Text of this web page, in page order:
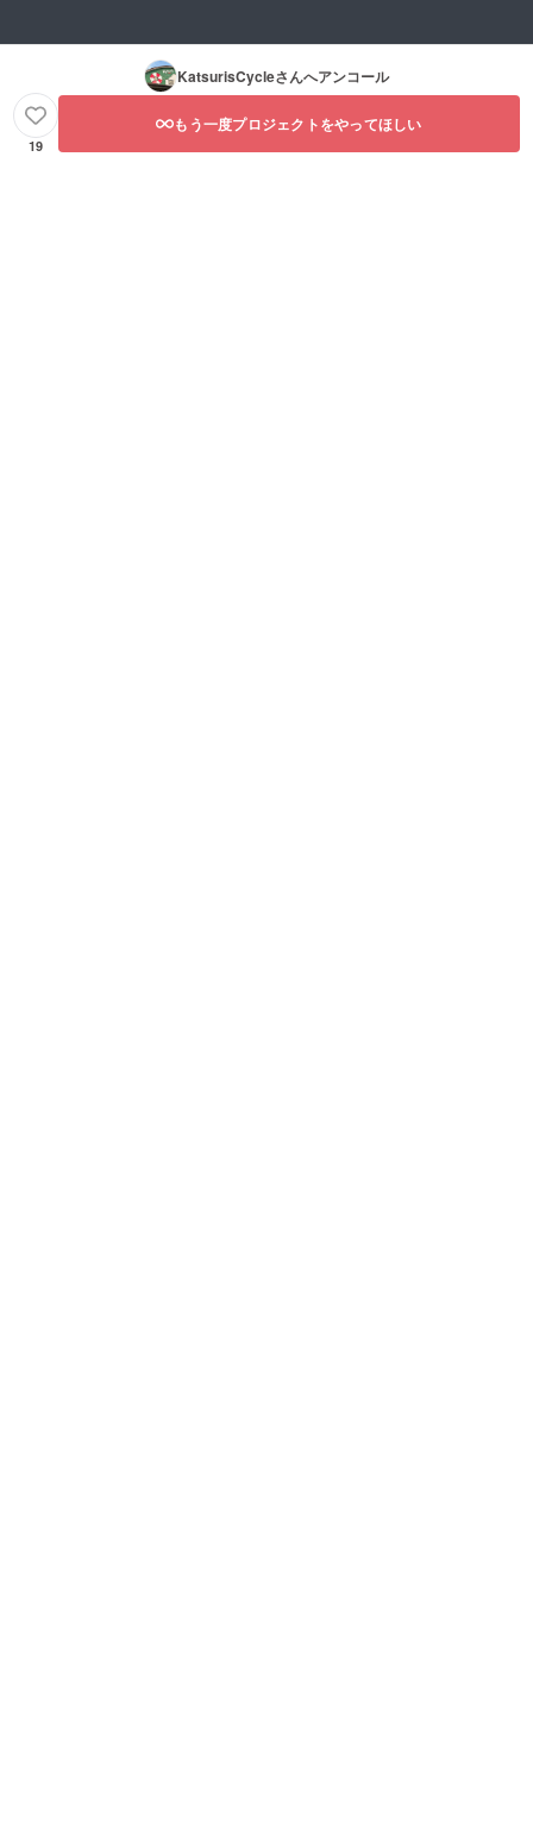
KatsurisCycleさんへアンコール
19
もう一度プロジェクトをやってほしい